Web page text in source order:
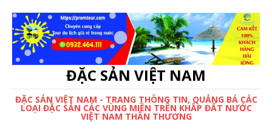
ĐẶC SẢN VIỆT NAM
ĐẶC SẢN VIỆT NAM - TRANG THÔNG TIN, QUẢNG BÁ CÁC
LOẠI ĐẶC SẢN CÁC VÙNG MIỀN TRÊN KHẮP ĐẤT NƯỚC
VIỆT NAM THÂN THƯƠNG